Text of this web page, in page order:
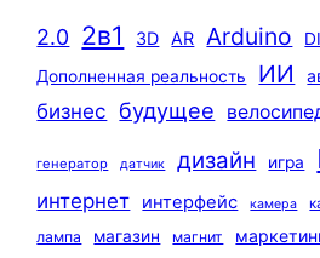
2.0 2в1 3D AR Arduino
Дополненная реальность ИИ
бизнес будущее
генератор датчик дизайн игра
интернет интерфейс камера
лампа
магазин магнит